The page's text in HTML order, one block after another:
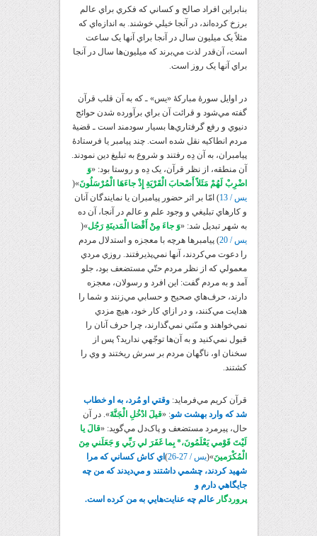
بنابراين افراد صالح و کساني که فکري براي عالم
برزخ کرده‌اند، در آنجا خيلي خوشند. به اندازه‌اي که
مثلاً يک ميليون سال در آنجا براي آنها يک ساعت
است، آن‌قدر لذت مي‌برند که ميليون‌ها سال در آنجا
براي آنها يک روز است.
در اوايل سورۀ مبارکۀ «يس» ـ که به آن قلب قرآن
گفته مي‌شود و قرائت آن براي برآورده شدن حوائج
دنيوي و رفع گرفتاري‌ها بسيار سودمند است ـ قضيۀ
مردم انطاکيه نقل شده است. چند پيامبر يا فرستادۀ
پيامبران، به آن دِه رفتند و شروع به تبليغ دين نمودند.
آن منطقه، از نظر قرآن، یک دِه و روستا بود: «وَ
اضْرِبْ لَهُمْ مَثَلاً أَصْحابَ الْقَرْيَةِ إِذْ جاءَهَا الْمُرْسَلُونَ»(
يس / 13
) امّا بر اثر حضور پيامبران يا نمايندگان آنان
و کارهاي تبليغي و وجود علم و عالم در آنجا، آن ده
به شهر تبديل شد: «وَ جاءَ مِنْ أَقْصَا الْمَدينَةِ رَجُل‏»(
يس / 20
) پيامبرها هرچه با معجزه و استدلال مردم
را دعوت مي‌کردند، آنها نمي‌پذيرفتند. روزي مردي
معمولي که از نظر مردم حتّي مستضعف بود، جلو
آمد و به مردم گفت: اين افرد و رسولان، معجزه
دارند، حرف‌هاي صحيح و حسابي مي‌زنند و شما را
هدايت مي‌کنند، و در ازاي کار خود، هيچ مزدي
نمي‌خواهند و منّتي نمي‌گذارند، چرا حرف آنان را
قبول نمي‌کنيد و به آن‌ها توجّهي نداريد؟ پس از
سخنان او، ناگهان مردم بر سرش ريختند و وي را
کشتند.
قرآن کريم مي‌فرمايد:وقتي او مُرد، به او خطاب
شد که وارد بهشت شو: «قيلَ ادْخُلِ الْجَنَّةَ». در آن
حال، پيرمرد مستضعف و پاک‌دل مي‌گويد: «قالَ يا
لَيْتَ قَوْمي‏ يَعْلَمُونَ،* بِما غَفَرَ لي‏ رَبِّي وَ جَعَلَني‏ مِنَ
الْمُكْرَمينَ»(يس / 27-26 ) اي کاش کساني که مرا
شهيد کردند، چشمي داشتند و مي‌ديدند که من چه
جايگاهي دارم و
پروردگارعالم چه عنايت‌هايي به من کرده است.